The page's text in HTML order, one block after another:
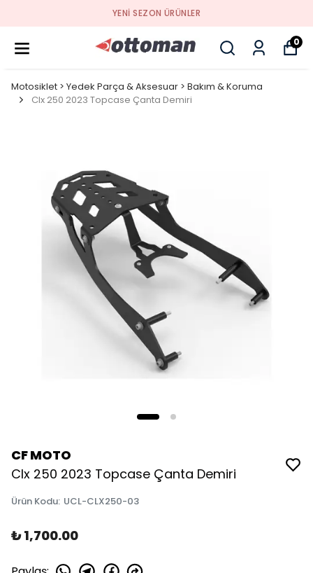
YENI SEZON ÜRÜNLER
0
Motosiklet > Yedek Parça & Aksesuar > Bakım & Koruma
Clx 250 2023 Topcase Çanta Demiri
CF MOTO
Clx 250 2023 Topcase Çanta Demiri
Ürün Kodu: UCL-CLX250-03
₺ 1,700.00